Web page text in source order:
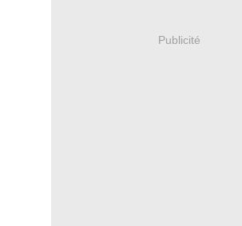
Publicité